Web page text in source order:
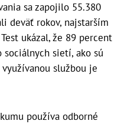
sa zapojilo 55.380
deväť rokov, najstarším
ukázal, že 89 percent
sociálnych sietí, ako sú
službou je
používa odborné